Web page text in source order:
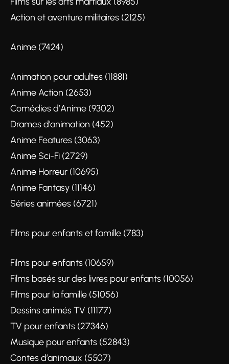
Action et aventure militaires (2125)
Anime (7424)
Animation pour adultes (11881)
Anime Action (2653)
Comédies d’Anime (9302)
Drames d’animation (452)
Anime Features (3063)
Anime Sci-Fi (2729)
Anime Horreur (10695)
Anime Fantasy (11146)
Séries animées (6721)
Films pour enfants et famille (783)
Films pour enfants (10659)
Films basés sur des livres pour enfants (10056)
Films pour la famille (51056)
Dessins animés TV (11177)
TV pour enfants (27346)
Musique pour enfants (52843)
Contes d’animaux (5507)